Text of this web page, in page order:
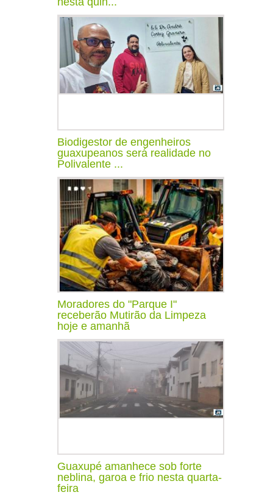
Biodigestor de engenheiros
guaxupeanos será realidade no
Polivalente ...
Moradores do "Parque I"
receberão Mutirão da Limpeza
hoje e amanhã
Guaxupé amanhece sob forte
neblina, garoa e frio nesta quarta-
feira